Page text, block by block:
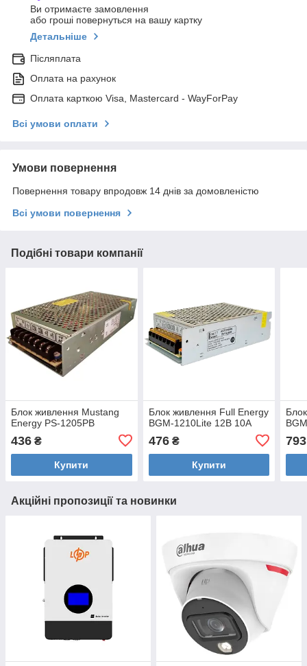
Ви отримаєте замовлення
або гроші повернуться на вашу картку
Детальніше
Післяплата
Оплата на рахунок
Оплата карткою Visa, Mastercard - WayForPay
Всі умови оплати
Умови повернення
Повернення товару впродовж 14 днів за домовленістю
Всі умови повернення
Подібні товари компанії
Блок живлення Mustang
Energy PS-1205PB
436 ₴
Купити
Блок живлення Full Energy
BGM-1210Lite 12В 10А
476₴
Купити
793
Акційні пропозиції та новинки